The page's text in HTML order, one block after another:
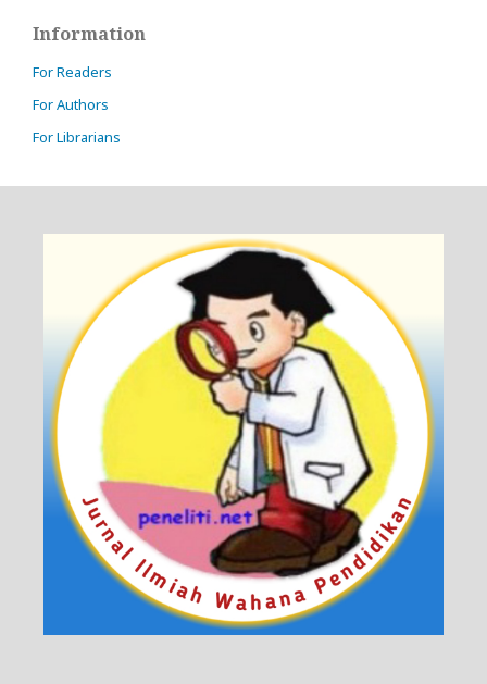
Information
For Readers
For Authors
For Librarians